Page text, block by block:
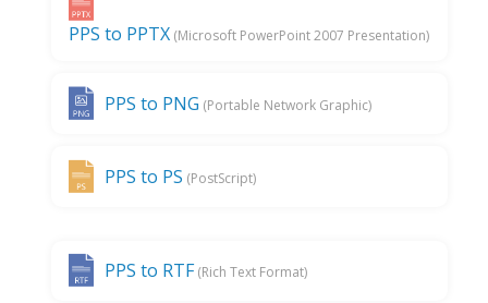
PPS to PPTX (Microsoft PowerPoint 2007 Presentation)
PPS to PNG (Portable Network Graphic)
PPS to PS (PostScript)
PPS to RTF (Rich Text Format)